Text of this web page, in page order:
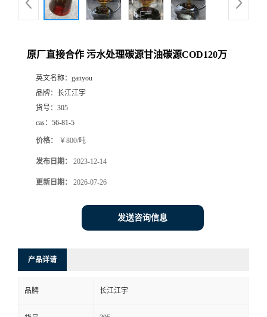
原厂直接合作 污水处理碳源甘油碳源COD120万
英文名称： ganyou
品牌： 长江江宇
货号： 305
cas： 56-81-5
价格： ￥800/吨
发布日期： 2023-12-14
更新日期： 2026-07-26
发送咨询信息
产品详请
品牌 长江江宇